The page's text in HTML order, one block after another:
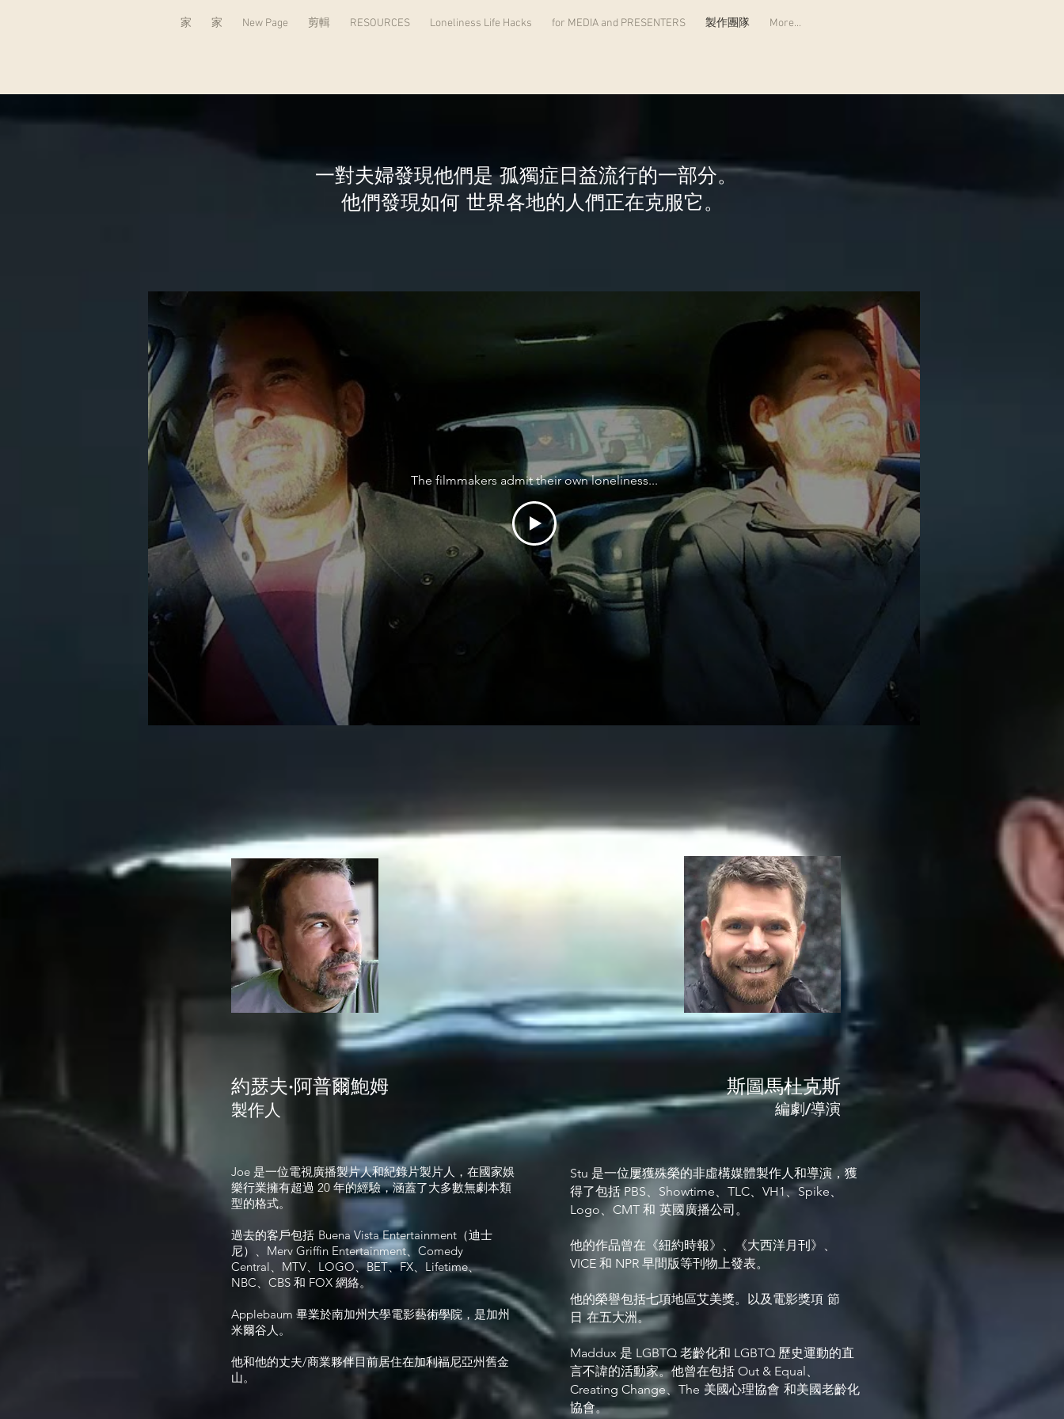
家 家 New Page 剪輯 RESOURCES Loneliness Life Hacks for MEDIA and PRESENTERS 製作團隊 More...
一對夫婦發現他們是 孤獨症日益流行的一部分。
他們發現如何 世界各地的人們正在克服它。
The filmmakers admit their own loneliness...
約瑟夫·阿普爾鮑姆
製作人
Joe 是一位電視廣播製片人和紀錄片製片人，在國家娛
樂行業擁有超過 20 年的經驗，涵蓋了大多數無劇本類
型的格式。
過去的客戶包括 Buena Vista Entertainment（迪士
尼）、Merv Griffin Entertainment、Comedy
Central、MTV、LOGO、BET、FX、Lifetime、
NBC、CBS 和 FOX 網絡。
Applebaum 畢業於南加州大學電影藝術學院，是加州
米爾谷人。
他和他的丈夫/商業夥伴目前居住在加利福尼亞州舊金
山。
斯圖馬杜克斯
編劇/導演
Stu 是一位屢獲殊榮的非虛構媒體製作人和導演，獲
得了包括 PBS、Showtime、TLC、VH1、Spike、
Logo、CMT 和 英國廣播公司。
他的作品曾在《紐約時報》、《大西洋月刊》、
VICE 和 NPR 早間版等刊物上發表。
他的榮譽包括七項地區艾美獎。以及電影獎項 節
日 在五大洲。
Maddux 是 LGBTQ 老齡化和 LGBTQ 歷史運動的直
言不諱的活動家。他曾在包括 Out & Equal、
Creating Change、The 美國心理協會 和美國老齡化
協會。